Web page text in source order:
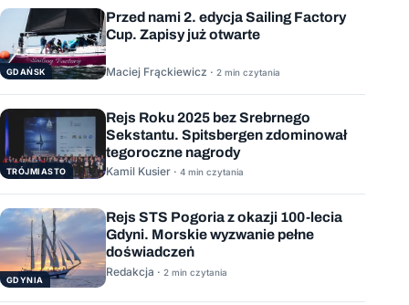
GDAŃSK
Przed nami 2. edycja Sailing Factory
Cup. Zapisy już otwarte
Maciej Frąckiewicz · 2 min czytania
TRÓJMIASTO
Rejs Roku 2025 bez Srebrnego
Sekstantu. Spitsbergen zdominował
tegoroczne nagrody
Kamil Kusier · 4 min czytania
GDYNIA
Rejs STS Pogoria z okazji 100-lecia
Gdyni. Morskie wyzwanie pełne
doświadczeń
Redakcja · 2 min czytania